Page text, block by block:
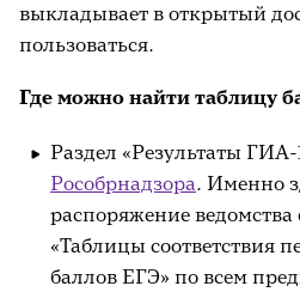
выкладывает в открытый
пользоваться.
Где можно найти таблицу
Раздел «Результаты ГИА-
Рособрнадзора. Именно
распоряжение
«Таблицы соответствия
баллов ЕГЭ» по всем